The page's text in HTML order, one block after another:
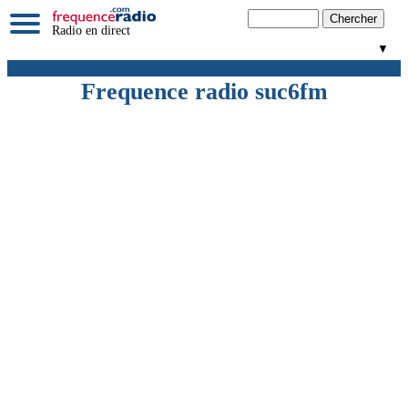
Radio en direct
▼
Frequence radio suc6fm